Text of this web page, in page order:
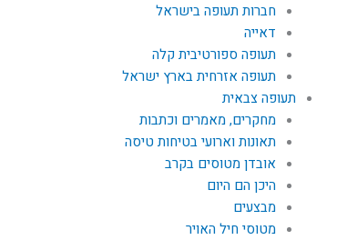
חברות תעופה בישראל
דאייה
תעופה ספורטיבית קלה
תעופה אזרחית בארץ ישראל
תעופה צבאית
מחקרים, מאמרים וכתבות
תאונות וארועי בטיחות טיסה
אובדן מטוסים בקרב
היכן הם היום
מבצעים
מטוסי חיל האויר